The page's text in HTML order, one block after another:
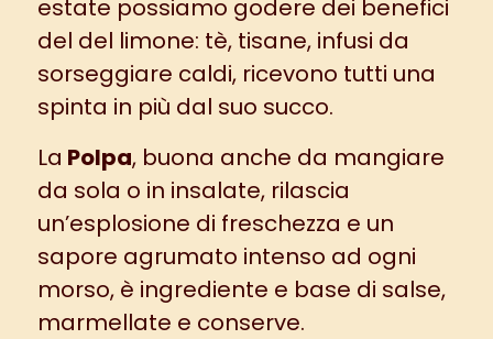
estate possiamo godere dei benefici
del del limone: tè, tisane, infusi da
sorseggiare caldi, ricevono tutti una
spinta in più dal suo succo.
La Polpa, buona anche da mangiare
da sola o in insalate, rilascia
un’esplosione di freschezza e un
sapore agrumato intenso ad ogni
morso, è ingrediente e base di salse,
marmellate e conserve.